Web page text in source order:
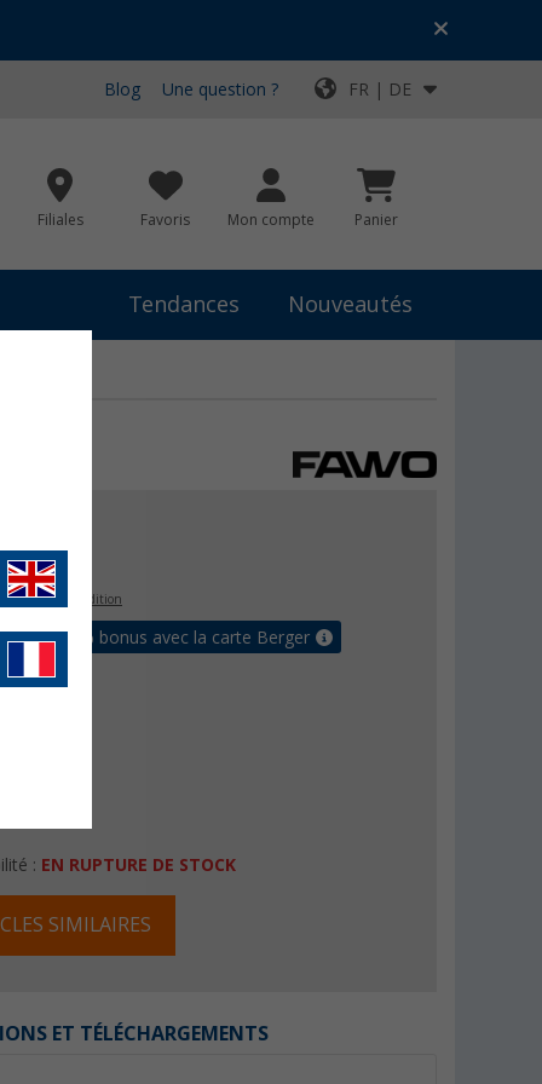
Blog Une question ? FR | DE
Filiales Favoris Mon compte Panier
Tendances Nouveautés
les frais d'expédition
jusqu'à 5% bonus avec la carte Berger
: EN RUPTURE DE STOCK
SIMILAIRES
ET TÉLÉCHARGEMENTS